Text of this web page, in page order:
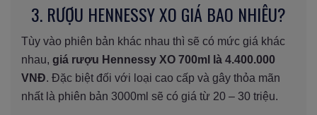
3. RƯỢU HENNESSY XO GIÁ BAO NHIÊU?
Tùy vào phiên bản khác nhau thì sẽ có mức giá khác
nhau, giá rượu Hennessy XO 700ml là 4.400.000
VNĐ. Đặc biệt đối với loại cao cấp và gây thỏa mãn
nhất là phiên bản 3000ml sẽ có giá từ 20 – 30 triệu.